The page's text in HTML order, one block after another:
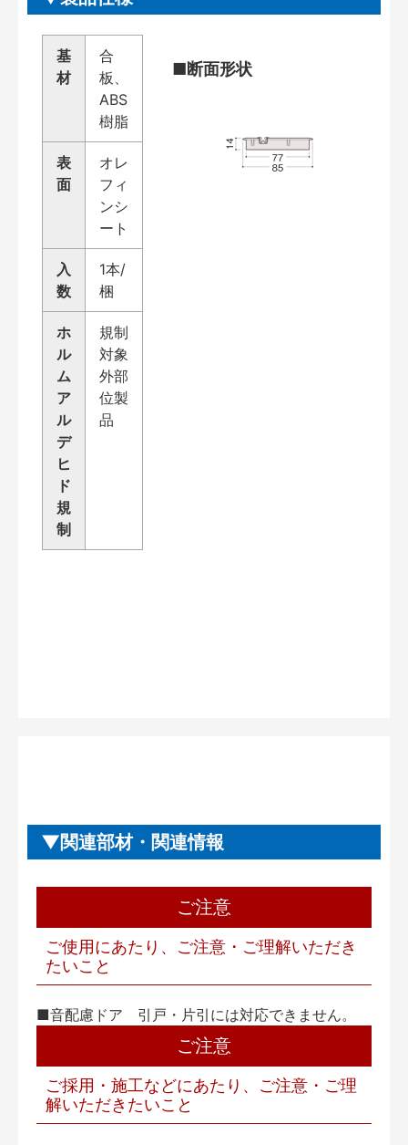
基
材
合
板、
ABS
樹脂
表
面
オレ
フィ
ンシ
ート
入
数
1本/
梱
ホ
ル
ム
ア
ル
デ
ヒ
ド
規
制
規制
対象
外部
位製
品
■断面形状
関連部材・関連情報
ご注意
ご使用にあたり、ご注意・ご理解いただき
たいこと
■音配慮ドア 引戸・片引には対応できません。
ご注意
ご採用・施工などにあたり、ご注意・ご理
解いただきたいこと